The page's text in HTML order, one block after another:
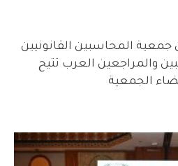
جمعية المحاسبين القانونيين
والمراجعين العرب تتيح
الجمعية